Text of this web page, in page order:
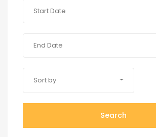
Sort by
Search